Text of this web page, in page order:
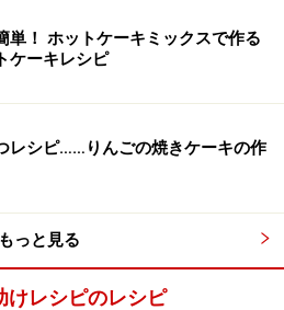
単！ ホットケーキミックスで作る
ケーキレシピ
レシピ……りんごの焼きケーキの作
もっと見る
けレシピのレシピ